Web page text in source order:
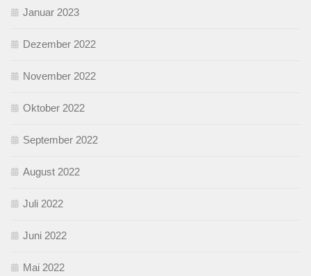
Januar 2023
Dezember 2022
November 2022
Oktober 2022
September 2022
August 2022
Juli 2022
Juni 2022
Mai 2022